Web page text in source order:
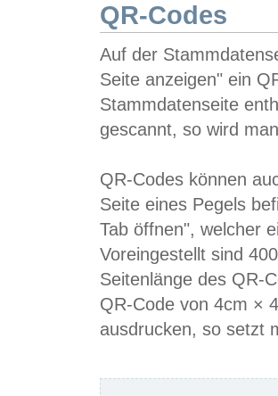
QR-Codes
Auf der
Seite anzeigen" ein
Stammdatenseite
gescannt, so wird
QR-Codes können
Seite eines Pegels
Tab öffnen", welcher
Voreingestellt sind
Seitenlänge des QR-
QR-Code von 4cm ×
ausdrucken, so setzt